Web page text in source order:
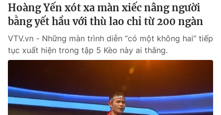
Hoàng Yến xót xa màn xiếc nâng người
bằng yết hầu với thù lao chỉ từ 200 ngàn
VTV.vn - Những màn trình diễn “có một không hai” tiếp
tục xuất hiện trong tập 5 Kèo này ai thắng.